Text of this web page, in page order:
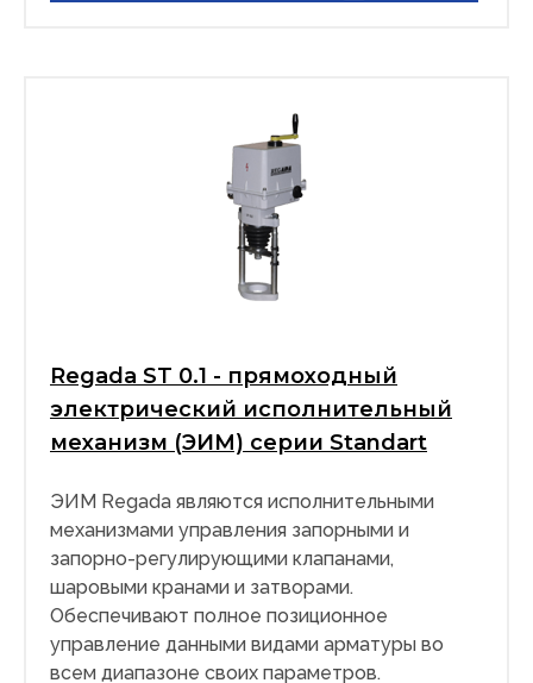
Regada ST 0.1 - прямоходный
электрический исполнительный
механизм (ЭИМ) серии Standart
ЭИМ Regada являются исполнительными
механизмами управления запорными и
запорно-регулирующими клапанами,
шаровыми кранами и затворами.
Обеспечивают полное позиционное
управление данными видами арматуры во
всем диапазоне своих параметров.